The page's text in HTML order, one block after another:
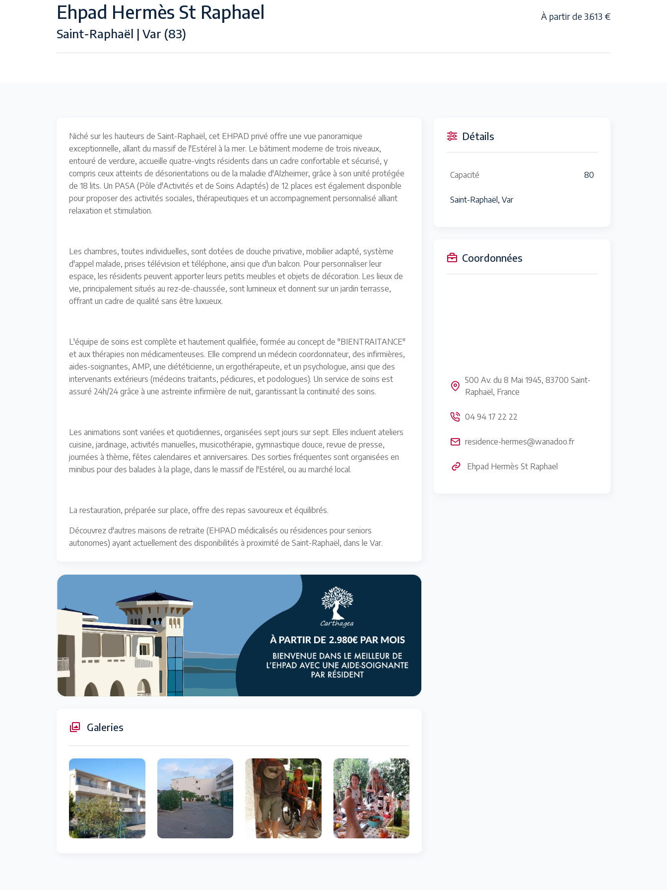
Ehpad Hermès St Raphael
Saint-Raphaël | Var (83)
À partir de 3.613 €
Niché sur les hauteurs de Saint-Raphaël, cet EHPAD privé offre une vue panoramique
exceptionnelle, allant du massif de l'Estérel à la mer. Le bâtiment moderne de trois niveaux,
entouré de verdure, accueille quatre-vingts résidents dans un cadre confortable et sécurisé, y
compris ceux atteints de désorientations ou de la maladie d'Alzheimer, grâce à son unité protégée
de 18 lits. Un PASA (Pôle d'Activités et de Soins Adaptés) de 12 places est également disponible
pour proposer des activités sociales, thérapeutiques et un accompagnement personnalisé alliant
relaxation et stimulation.
Les chambres, toutes individuelles, sont dotées de douche privative, mobilier adapté, système
d'appel malade, prises télévision et téléphone, ainsi que d'un balcon. Pour personnaliser leur
espace, les résidents peuvent apporter leurs petits meubles et objets de décoration. Les lieux de
vie, principalement situés au rez-de-chaussée, sont lumineux et donnent sur un jardin terrasse,
offrant un cadre de qualité sans être luxueux.
L'équipe de soins est complète et hautement qualifiée, formée au concept de "BIENTRAITANCE"
et aux thérapies non médicamenteuses. Elle comprend un médecin coordonnateur, des infirmières,
aides-soignantes, AMP, une diététicienne, un ergothérapeute, et un psychologue, ainsi que des
intervenants extérieurs (médecins traitants, pédicures, et podologues). Un service de soins est
assuré 24h/24 grâce à une astreinte infirmière de nuit, garantissant la continuité des soins.
Les animations sont variées et quotidiennes, organisées sept jours sur sept. Elles incluent ateliers
cuisine, jardinage, activités manuelles, musicothérapie, gymnastique douce, revue de presse,
journées à thème, fêtes calendaires et anniversaires. Des sorties fréquentes sont organisées en
minibus pour des balades à la plage, dans le massif de l'Estérel, ou au marché local.
La restauration, préparée sur place, offre des repas savoureux et équilibrés.
Découvrez d'autres maisons de retraite (EHPAD médicalisés ou résidences pour seniors
autonomes) ayant actuellement des disponibilités à proximité de Saint-Raphaël, dans le Var.
Galeries
Détails
Capacité 80
Saint-Raphaël, Var
Coordonnées
500 Av. du 8 Mai 1945, 83700 Saint-
Raphaël, France
04 94 17 22 22
residence-hermes@wanadoo.fr
Ehpad Hermès St Raphael